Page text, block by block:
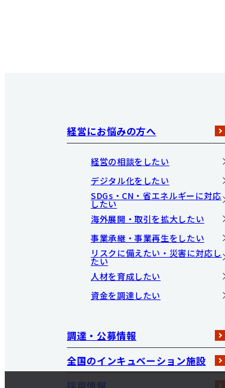
経営にお悩みの方へ
経営の相談をしたい
デジタル化をしたい
SDGs・CN・省エネルギーに対応
したい
海外展開・取引を拡大したい
事業承継・事業再生をしたい
リスクに備えたい・災害に対応し
たい
人材を育成したい
資金を調達したい
調達・公募情報
全国のインキュベーション施設